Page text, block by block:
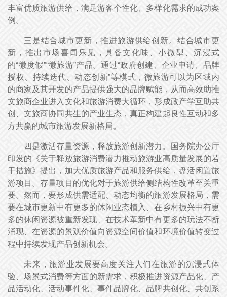
丰富优质旅游供给，满足游客个性化、多样化需求的成功案
例。
三是结合城市更新，推进旅游供给创新。结合城市更
新，推出市场喜闻乐见，具备文化味、小微型、沉浸式
的“微度假”“微旅游”产品。通过“政府创建、企业申请、品牌
授权、持续迭代、动态创新”等模式，微旅游可以为区域内
的商家及其开发的产品提供强大的品牌赋能，从而高效助推
文旅商企业进入文化和旅游消费大循环，形成政产学互助共
创、文旅商协同共生的产业生态，真正构建起良性互动和多
方共赢的城市旅游发展新格局。
四是激活存量资源，释放旅游创新潜力。国务院办公厅
印发的《关于释放旅游消费潜力推动旅游业高质量发展的若
干措施》提出，加大优质旅游产品和服务供给，盘活闲置旅
游项目。存量项目的优化对于旅游供给侧结构性改革至关重
要。然而，要形成供需适配、动态均衡的旅游发展格局，需
要在城市更新中有更多的休闲业态植入、在乡村振兴中有更
多的休闲资源被重新发现、在技术革新中有更多的玩法不断
涌现、在资源的景观价值向资源空间价值和环境价值转变过
程中持续发现产品创新机会。
未来，旅游业发展要高度关注人们在旅游的沉浸式体
验、场景式消费等方面的新需求，积极推进资源产品化、产
品活动化、活动事件化、事件品牌化、品牌共创化、共创系